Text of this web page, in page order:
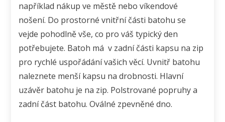
například nákup ve městě nebo víkendové
nošení. Do prostorné vnitřní části batohu se
vejde pohodlně vše, co pro váš typický den
potřebujete. Batoh má v zadní části kapsu na zip
pro rychlé uspořádání vašich věcí. Uvnitř batohu
naleznete menší kapsu na drobnosti. Hlavní
uzávěr batohu je na zip. Polstrované popruhy a
zadní část batohu. Oválné zpevněné dno.